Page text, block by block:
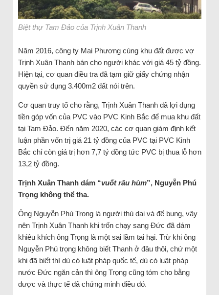
Biệt thự Tam Đảo của Trịnh Xuân Thanh
Năm 2016, công ty Mai Phương cùng khu đất được vợ
Trịnh Xuân Thanh bán cho người khác với giá 45 tỷ đồng.
Hiện tại, cơ quan điều tra đã tạm giữ giấy chứng nhận
quyền sử dụng 3.400m2 đất nói trên.
Cơ quan truy tố cho rằng, Trịnh Xuân Thanh đã lợi dụng
tiền góp vốn của PVC vào PVC Kinh Bắc để mua khu đất
tại Tam Đảo. Đến năm 2020, các cơ quan giám định kết
luận phần vốn trị giá 21 tỷ đồng của PVC tại PVC Kinh
Bắc chỉ còn giá trị hơn 7,7 tỷ đồng tức PVC bị thua lỗ hơn
13,2 tỷ đồng.
Trịnh Xuân Thanh dám “vuốt râu hùm”, Nguyễn Phú
Trọng không thể tha.
Ông Nguyễn Phú Trọng là người thù dai và để bụng, vậy
nên Trịnh Xuân Thanh khi trốn chạy sang Đức đã dám
khiêu khích ông Trọng là một sai lầm tai hại. Trừ khi ông
Nguyễn Phú trọng không biết Thanh ở đâu thôi, chứ một
khi đã biết thì dù có luật pháp quốc tế, dù có luật pháp
nước Đức ngăn cản thì ông Trọng cũng tóm cho bằng
được và thực tế đã chứng minh điều đó.